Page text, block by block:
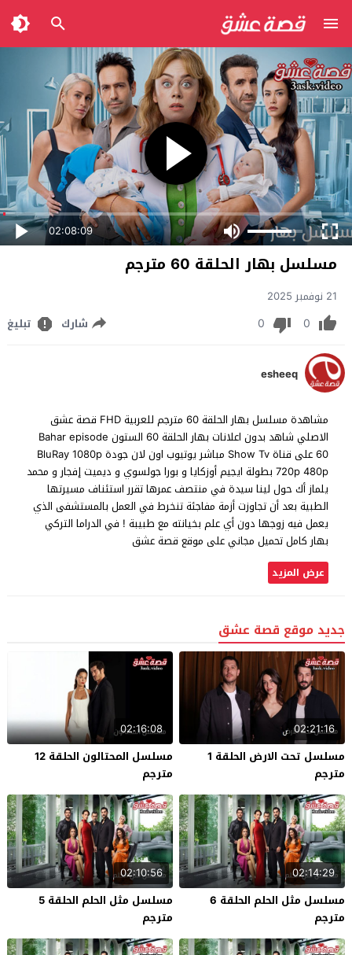
02:08:09
مسلسل بهار الحلقة 60 مترجم
21 نوفمبر 2025
0
0 شارك تبليغ
esheeq
مشاهدة مسلسل بهار الحلقة 60 مترجم للعربية FHD قصة عشق
الاصلي شاهد بدون اعلانات بهار الحلقة 60 الستون Bahar episode
60 على قناة Show Tv مباشر يوتيوب اون لان جودة BluRay 1080p
720p 480p بطولة ايجيم أوزكايا و بورا جولسوي و ديميت إفجار و محمد
يلماز أك حول لينا سيدة في منتصف عمرها تقرر استئناف مسيرتها
الطبية بعد أن تجاوزت أزمة مفاجئة تنخرط في العمل بالمستشفى الذي
يعمل فيه زوجها دون أي علم بخيانته مع طبيبة ! في الدراما التركي
بهار كامل تحميل مجاني على موقع قصة عشق
عرض المزيد
جديد موقع قصة عشق
02:21:16
مسلسل تحت الارض الحلقة 1
مترجم
02:16:08
مسلسل المحتالون الحلقة 12
مترجم
02:14:29
مسلسل مثل الحلم الحلقة 6
مترجم
02:10:56
مسلسل مثل الحلم الحلقة 5
مترجم